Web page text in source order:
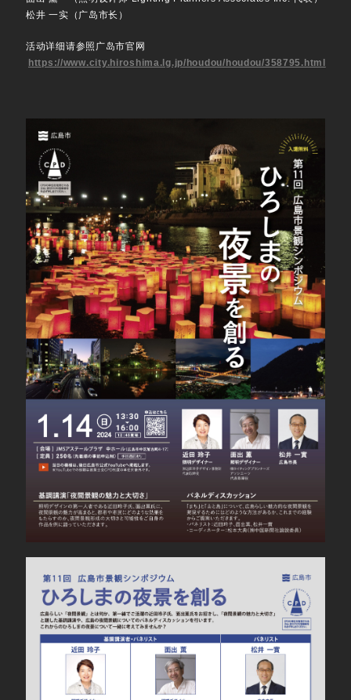
松井 一实（广岛市长）
活动详细请参照广岛市官网
https://www.city.hiroshima.lg.jp/houdou/houdou/358795.html